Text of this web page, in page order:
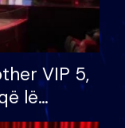
VIP 5,
lë
për